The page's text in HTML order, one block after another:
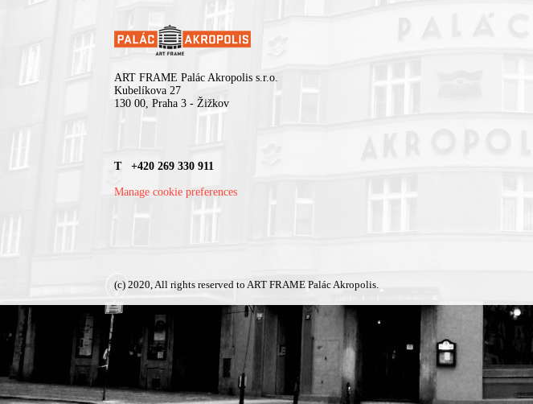
ART FRAME Palác Akropolis s.r.o.
Kubelíkova 27
130 00, Praha 3 - Žižkov
T +420 269 330 911
Manage cookie preferences
(c) 2020, All rights reserved to ART FRAME Palác Akropolis.